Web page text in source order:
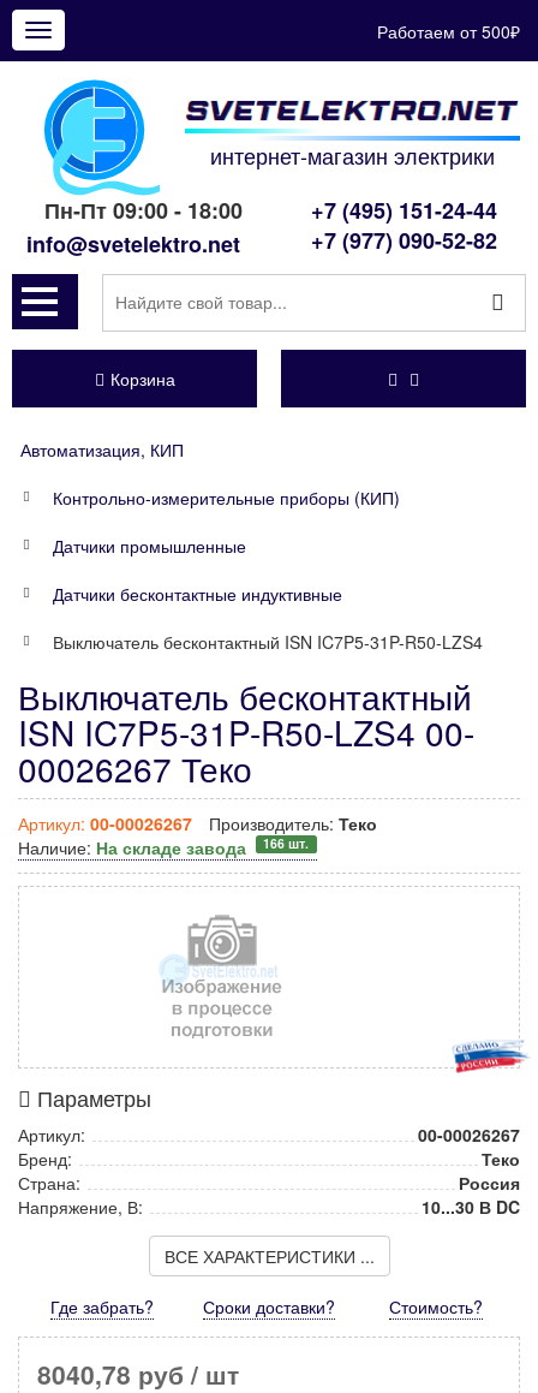
Показать
меню
Работаем от 500₽
интернет-магазин электрики
Пн-Пт 09:00 - 18:00
info@svetelektro.net
+7 (495) 151-24-44
+7 (977) 090-52-82
Корзина
Автоматизация, КИП
Контрольно-измерительные приборы (КИП)
Датчики промышленные
Датчики бесконтактные индуктивные
Выключатель бесконтактный ISN IC7P5-31P-R50-LZS4
Выключатель бесконтактный
ISN IC7P5-31P-R50-LZS4 00-
00026267 Теко
Артикул: 00-00026267 Производитель: Теко
Наличие: На складе завода 166 шт.
Параметры
Артикул:
00-00026267
Бренд:
Теко
Страна:
Россия
Напряжение, В:
10...30 В DC
ВСЕ ХАРАКТЕРИСТИКИ ...
Где забрать? Сроки доставки? Стоимость?
8040,78 руб / шт